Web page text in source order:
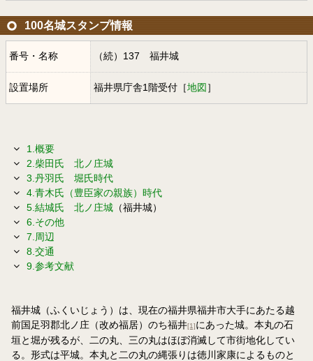
100名城スタンプ情報
番号・名称 （続）137 福井城
設置場所 福井県庁舎1階受付［地図 ］
1.概要
2.柴田氏 北ノ 庄城
3.丹羽氏 堀氏時代
4.青木氏（豊臣家の親族）時代
5.結城氏 北ノ 庄城 （福井城）
6.その他
7.周辺
8.交通
9.参考文献
福井城（ふくいじょう）は、現在の福井県福井市大手にあたる越
前国足羽郡北ノ庄（改め福居）のち福井[1]にあった城。本丸の石
垣と堀が残るが、二の丸、三の丸はほぼ消滅して市街地化してい
る。形式は平城。本丸と二の丸の縄張りは徳川家康によるものと